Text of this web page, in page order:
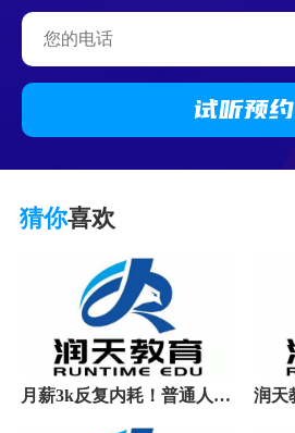
试听预约
猜你喜欢
月薪3k反复内耗！普通人真正的破局出路